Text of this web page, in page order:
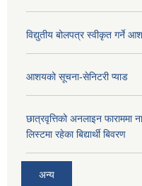
विद्युतीय बोलपत्र स्वीकृत
आशयको सूचना-सेनिटरी प्याड
छात्रवृत्तिको अनलाइन
लिस्टमा रहेका बिद्यार्थी बिवरण
अन्य